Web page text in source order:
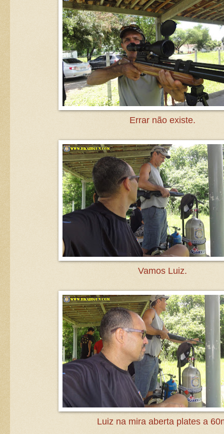
Errar não existe.
Vamos Luiz.
Luiz na mira aberta plates a